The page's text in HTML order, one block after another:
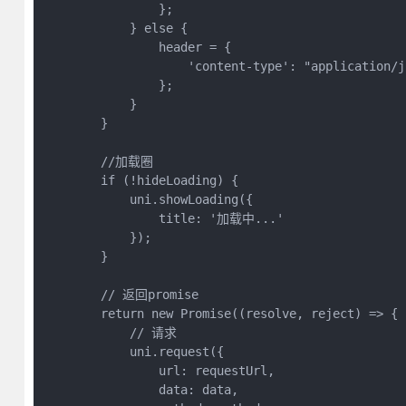
                };
            } else {
                header = {
'content-type': "application/
                };
            }
        }
        //加载圈
        if (!hideLoading) {
            uni.showLoading({
                title: '加载中...'
            });
        }
        // 返回promise
        return new Promise((resolve, reject) => {
            // 请求
            uni.request({
                url: requestUrl,
                data: data,